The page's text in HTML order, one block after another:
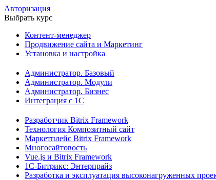
Авторизация
Выбрать курс
Контент-менеджер
Продвижение сайта и Маркетинг
Установка и настройка
Администратор. Базовый
Администратор. Модули
Администратор. Бизнес
Интеграция с 1С
Разработчик Bitrix Framework
Технология Композитный сайт
Маркетплейс Bitrix Framework
Многосайтовость
Vue.js и Bitrix Framework
1С-Битрикс: Энтерпрайз
Разработка и эксплуатация высоконагруженных